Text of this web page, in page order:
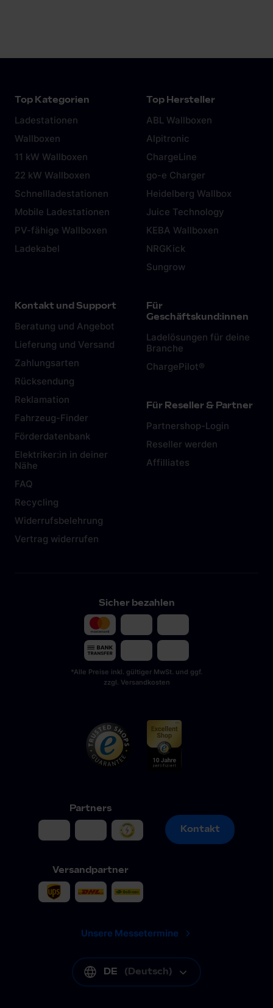
Top Kategorien
Ladestationen
Wallboxen
11 kW Wallboxen
22 kW Wallboxen
Schnellladestationen
Mobile Ladestationen
PV-fähige Wallboxen
Ladekabel
Top Hersteller
ABL Wallboxen
Alpitronic
ChargeLine
go-e Charger
Heidelberg Wallbox
Juice Technology
KEBA Wallboxen
NRGKick
Sungrow
Kontakt und Support
Beratung und Angebot
Lieferung und Versand
Zahlungsarten
Rücksendung
Reklamation
Fahrzeug-Finder
Förderdatenbank
Elektriker:in in deiner
Nähe
FAQ
Recycling
Widerrufsbelehrung
Vertrag widerrufen
Für
Geschäftskund:innen
Ladelösungen für deine
Branche
ChargePilot®
Für Reseller & Partner
Partnershop-Login
Reseller werden
Affilliates
Sicher bezahlen
*Alle Preise inkl. gültiger MwSt. und ggf.
zzgl. Versandkosten
Partners
Versandpartner
Kontakt
Kontakt
Unsere Messetermine
DE (Deutsch)